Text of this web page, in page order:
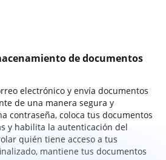
de documentos
electrónico y envía documentos
de una manera segura y
contraseña, coloca tus documentos
y habilita la autenticación del
quién tiene acceso a tus
mantiene tus documentos